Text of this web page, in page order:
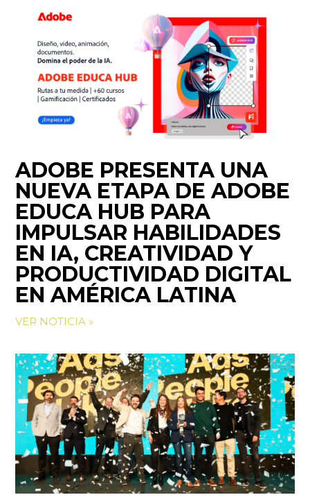
ADOBE PRESENTA UNA
NUEVA ETAPA DE ADOBE
EDUCA HUB PARA
IMPULSAR HABILIDADES
EN IA, CREATIVIDAD Y
PRODUCTIVIDAD DIGITAL
EN AMÉRICA LATINA
VER NOTICIA »